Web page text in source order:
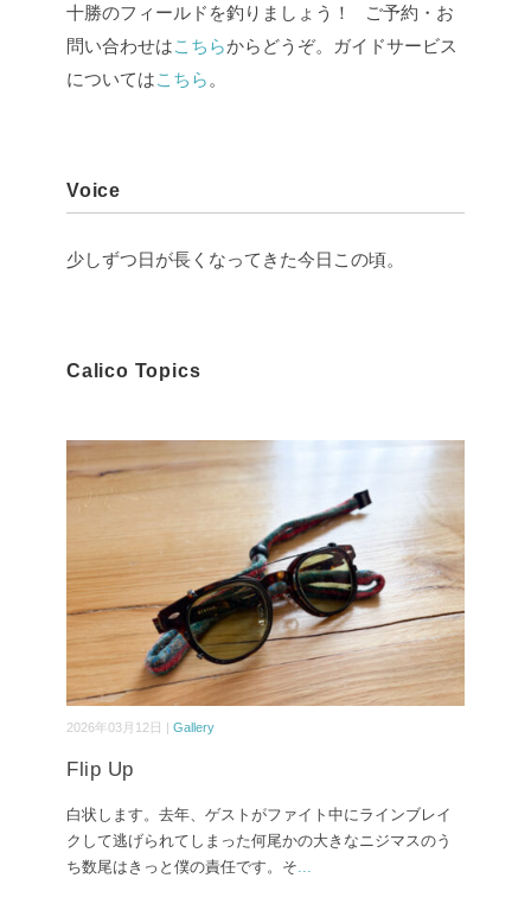
十勝のフィールドを釣りましょう！ ご予約・お
問い合わせはこちらからどうぞ。ガイドサービス
についてはこちら 。
Voice
少しずつ日が長くなってきた今日この頃。
Calico Topics
2026年03月12日 | Gallery
Flip Up
白状します。去年、ゲストがファイト中にラインブレイ
クして逃げられてしまった何尾かの大きなニジマスのう
ち数尾はきっと僕の責任です。そ